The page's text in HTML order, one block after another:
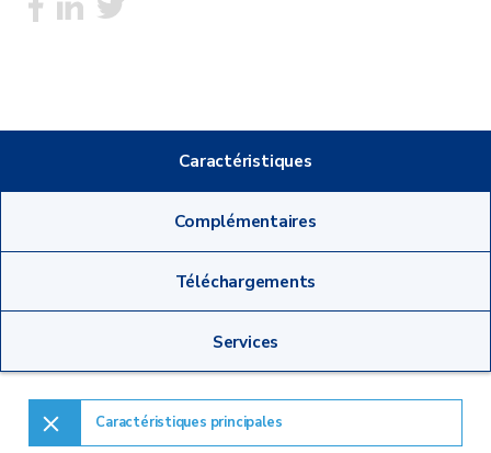
Caractéristiques
Complémentaires
Téléchargements
Services
Caractéristiques principales